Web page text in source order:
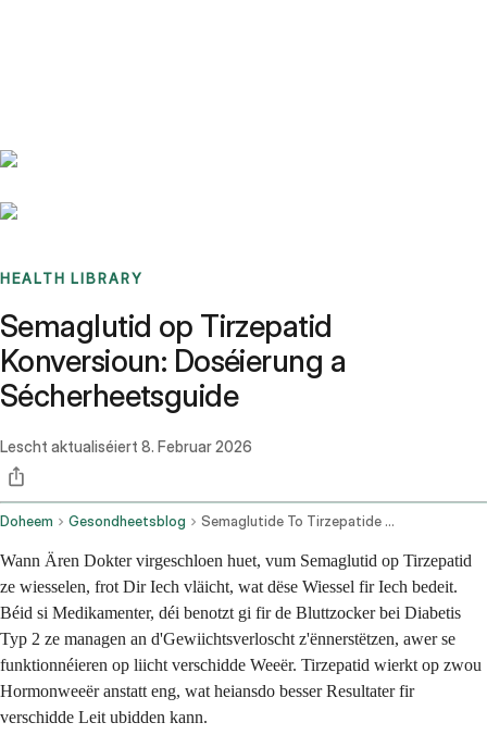
HEALTH LIBRARY
Semaglutid op Tirzepatid
Konversioun: Doséierung a
Sécherheetsguide
Lescht aktualiséiert 8. Februar 2026
Doheem Gesondheetsblog Semaglutide To Tirzepatide Conversion
Wann Ären Dokter virgeschloen huet, vum Semaglutid op Tirzepatid
ze wiesselen, frot Dir Iech vläicht, wat dëse Wiessel fir Iech bedeit.
Béid si Medikamenter, déi benotzt gi fir de Bluttzocker bei Diabetis
Typ 2 ze managen an d'Gewiichtsverloscht z'ënnerstëtzen, awer se
funktionnéieren op liicht verschidde Weeër. Tirzepatid wierkt op zwou
Hormonweeër anstatt eng, wat heiansdo besser Resultater fir
verschidde Leit ubidden kann.